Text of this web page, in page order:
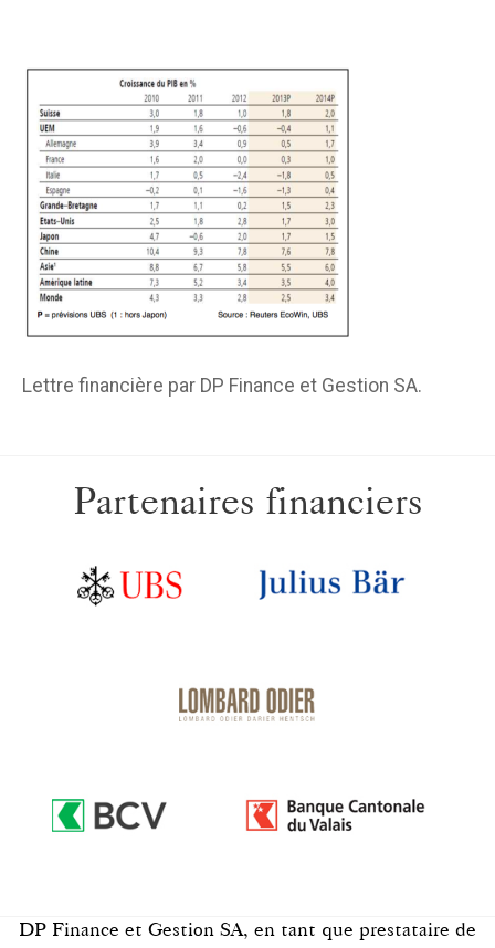
Lettre financière par DP Finance et Gestion SA.
Partenaires financiers
DP Finance et Gestion SA, en tant que prestataire de